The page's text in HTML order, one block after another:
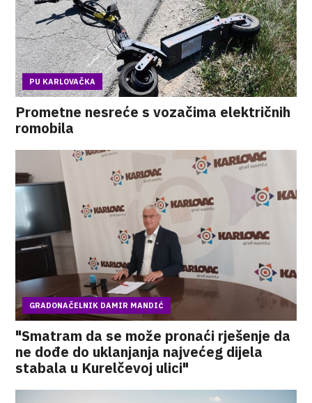
PU KARLOVAČKA
Prometne nesreće s vozačima električnih
romobila
GRADONAČELNIK DAMIR MANDIĆ
"Smatram da se može pronaći rješenje da
ne dođe do uklanjanja najvećeg dijela
stabala u Kurelčevoj ulici"